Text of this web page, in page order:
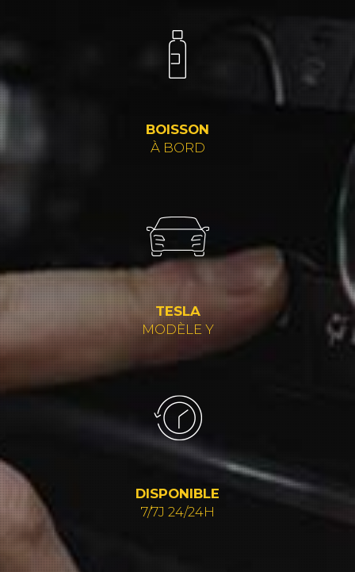
BOISSON
À BORD
TESLA
MODÈLE Y
DISPONIBLE
7/7J 24/24H